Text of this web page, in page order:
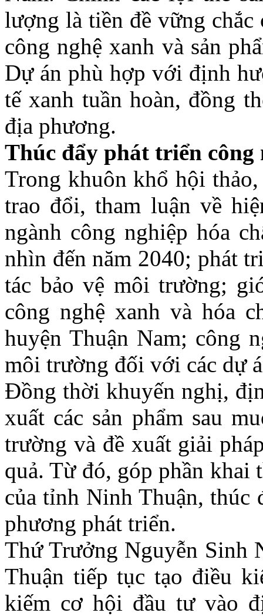
lượng là tiền đề vững
công nghệ xanh và sản
Dự án phù hợp với định
tế xanh tuần hoàn, đồng
địa phương.
Thúc đẩy phát triển
Trong khuôn khổ hội
trao đổi, tham luận về
ngành công nghiệp hóa
nhìn đến năm 2040; phát
tác bảo vệ môi trường;
công nghệ xanh và hóa
huyện Thuận Nam; công
môi trường đối với các dự
Đồng thời khuyến nghị,
xuất các sản phẩm sau
trường và đề xuất giải
quả. Từ đó, góp phần khai
của tỉnh Ninh Thuận, thúc
phương phát triển.
Thứ Trưởng Nguyễn Sinh
Thuận tiếp tục tạo điều
kiếm cơ hội đầu tư vào